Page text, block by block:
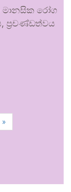
මානසික රෝග
ප්‍රචණ්ඩත්වය
»